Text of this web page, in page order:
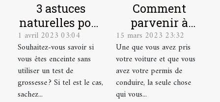
3 astuces
naturelles pour
détecter une
grossesse
1 avril 2023 03:04
Souhaitez-vous savoir si
vous êtes enceinte sans
utiliser un test de
grossesse ? Si tel est le cas,
sachez...
Comment
parvenir à
dénicher une
bonne
assurance auto
?
15 mars 2023 23:32
Une que vous avez pris
votre voiture et que vous
avez votre permis de
conduire, la seule chose
qui vous...